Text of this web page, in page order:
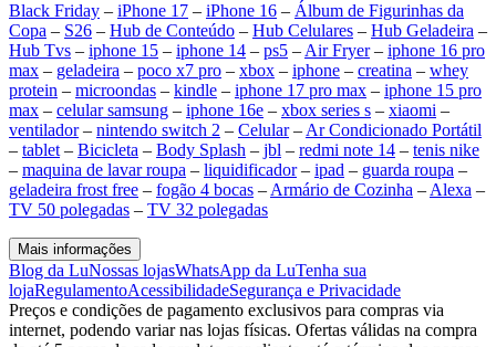
Black Friday – iPhone 17 – iPhone 16 – Álbum de Figurinhas da
Copa – S26 – Hub de Conteúdo – Hub Celulares – Hub Geladeira –
Hub Tvs – iphone 15 – iphone 14 – ps5 – Air Fryer– iphone 16 pro
max – geladeira – poco x7 pro – xbox – iphone – creatina – whey
protein – microondas – kindle – iphone 17 pro max – iphone 15 pro
max – celular samsung – iphone 16e – xbox series s – xiaomi –
ventilador– nintendo switch 2 – Celular– Ar Condicionado Portátil
– tablet – Bicicleta – Body Splash – jbl – redmi note 14 – tenis nike
– maquina de lavar roupa – liquidificador– ipad – guarda roupa –
geladeira frost free – fogão 4 bocas – Armário de Cozinha – Alexa –
TV 50 polegadas – TV 32 polegadas
Mais informações
Blog da LuNossas lojasWhatsApp da LuTenha sua
lojaRegulamentoAcessibilidadeSegurança e Privacidade
Preços e condições de pagamento exclusivos para compras via
internet, podendo variar nas lojas físicas. Ofertas válidas na compra